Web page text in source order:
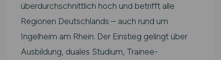
überdurchschnittlich hoch und betrifft alle
Regionen Deutschlands – auch rund um
Ingelheim am Rhein. Der Einstieg gelingt über
Ausbildung, duales Studium, Trainee-